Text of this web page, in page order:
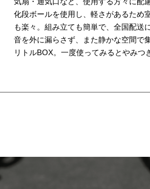
化段ボールを使用し、軽さがあるため
も楽々。組み立ても簡単で、全国配送
音を外に漏らさず、また静かな空間で
リトルBOX。一度使ってみるとやみつ